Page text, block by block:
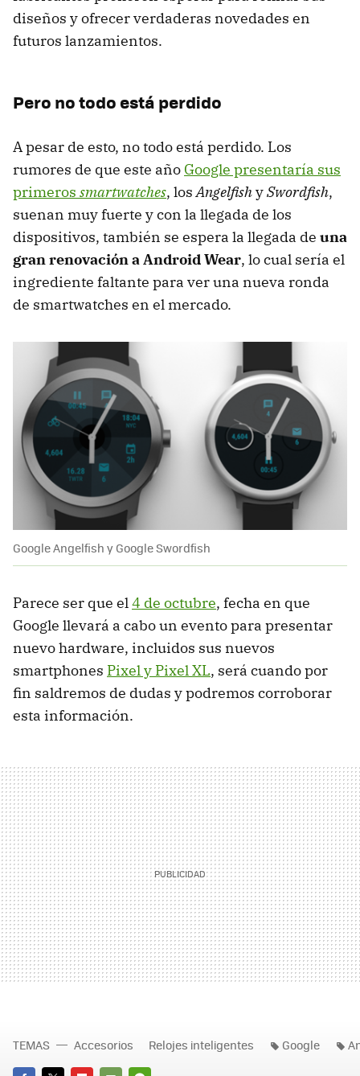
diseños y ofrecer verdaderas novedades en
futuros lanzamientos.
Pero no todo está perdido
A pesar de esto, no todo está perdido. Los
rumores de que este año Google presentaría sus
primeros smartwatches, losAngelfishySwordfish,
suenan muy fuerte y con la llegada de los
dispositivos, también se espera la llegada de una
gran renovación a Android Wear, lo cual sería el
ingrediente faltante para ver una nueva ronda
de smartwatches en el mercado.
Google Angelfish y Google Swordfish
Parece ser que el 4 de octubre, fecha en que
Google llevará a cabo un evento para presentar
nuevo hardware, incluidos sus nuevos
smartphones Pixel y Pixel XL, será cuando por
fin saldremos de dudas y podremos corroborar
esta información.
TEMAS Accesorios Relojes inteligentes Google